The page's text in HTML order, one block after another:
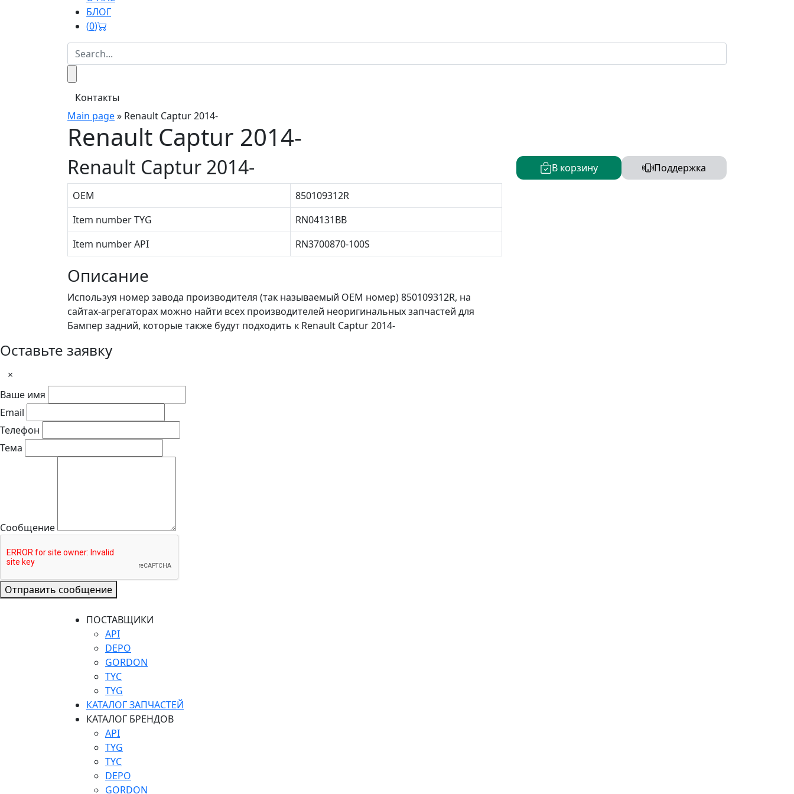
БЛОГ
(0)
Контакты
Main page» Renault Captur 2014-
Renault Captur 2014-
В корзину Поддержка
Renault Captur 2014-
OEM
850109312R
Item number TYG
RN04131BB
Item number API
RN3700870-100S
Описание
Используя номер завода производителя (так называемый ОЕМ номер) 850109312R, на
сайтах-агрегаторах можно найти всех производителей неоригинальных запчастей для
Бампер задний, которые также будут подходить к Renault Captur 2014-
Оставьте заявку
×
Ваше имя
Email
Телефон
Тема
Сообщение
Отправить сообщение
ПОСТАВЩИКИ
API
DEPO
GORDON
TYC
TYG
КАТАЛОГ ЗАПЧАСТЕЙ
КАТАЛОГ БРЕНДОВ
API
TYG
TYC
DEPO
GORDON